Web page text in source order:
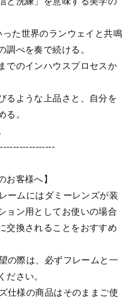
た世界のランウェイと共鳴
調べを奏で続ける。
でのインハウスプロセスか
るような上品さと、自分を
る。
お客様へ】
ームにはダミーレンズが装
ョン用としてお使いの場合
交換されることをおすすめ
の際は、必ずフレームと一
ださい。
仕様の商品はそのままご使